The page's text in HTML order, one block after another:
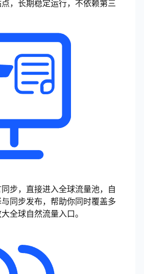
，长期稳定运行，不依赖第三
步，直接进入全球流量池，自
同步发布，帮助你同时覆盖多
全球自然流量入口。